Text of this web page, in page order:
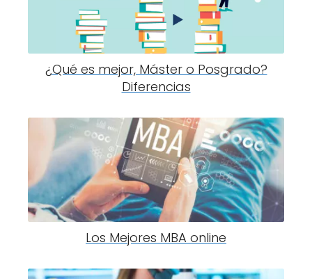
¿Qué es mejor, Máster o Posgrado?
Diferencias
Los Mejores MBA online